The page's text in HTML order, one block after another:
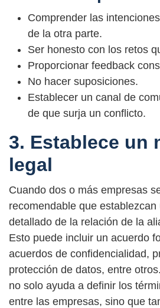
Comprender las
de la otra parte.
Ser honesto con los retos
Proporcionar feedback
No hacer suposiciones.
Establecer un canal de
de que surja un conflicto.
3. Establece un
legal
Cuando dos o más empresas
recomendable que establezcan
detallado de la relación de la
Esto puede incluir un acuerdo
acuerdos de confidencialidad,
protección de datos, entre
no solo ayuda a definir los
entre las empresas, sino que